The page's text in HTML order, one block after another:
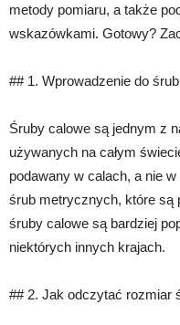
metody pomiaru, a także
wskazówkami. Gotowy?
## 1. Wprowadzenie do
Śruby calowe są jednym z
używanych na całym
podawany w calach, a nie
śrub metrycznych, które są
śruby calowe są bardziej
niektórych innych krajach.
## 2. Jak odczytać rozmiar